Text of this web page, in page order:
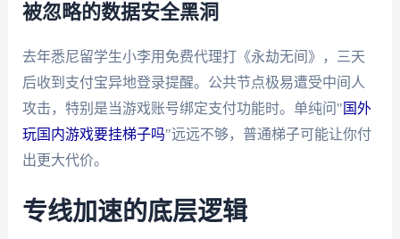
被忽略的数据安全黑洞
去年悉尼留学生小李用免费代理打《永劫无间》，三天
后收到支付宝异地登录提醒。公共节点极易遭受中间人
攻击，特别是当游戏账号绑定支付功能时。单纯问" 国外
玩国内游戏要挂梯子吗"远远不够，普通梯子可能让你付
出更大代价。
专线加速的底层逻辑